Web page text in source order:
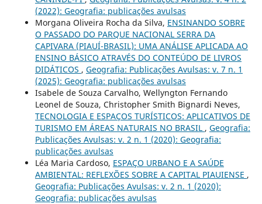
(2022): Geografia: publicações avulsas
Morgana Oliveira Rocha da Silva, ENSINANDO SOBRE
O PASSADO DO PARQUE NACIONAL SERRA DA
CAPIVARA (PIAUÍ-BRASIL): UMA ANÁLISE APLICADA AO
ENSINO BÁSICO ATRAVÉS DO CONTEÚDO DE LIVROS
DIDÁTICOS , Geografia: Publicações Avulsas: v. 7 n. 1
(2025): Geografia: publicações avulsas
Isabele de Souza Carvalho, Wellyngton Fernando
Leonel de Souza, Christopher Smith Bignardi Neves,
TECNOLOGIA E ESPAÇOS TURÍSTICOS: APLICATIVOS DE
TURISMO EM ÁREAS NATURAIS NO BRASIL , Geografia:
Publicações Avulsas: v. 2 n. 1 (2020): Geografia:
publicações avulsas
Léa Maria Cardoso, ESPAÇO URBANO E A SAÚDE
AMBIENTAL: REFLEXÕES SOBRE A CAPITAL PIAUIENSE ,
Geografia: Publicações Avulsas: v. 2 n. 1 (2020):
Geografia: publicações avulsas